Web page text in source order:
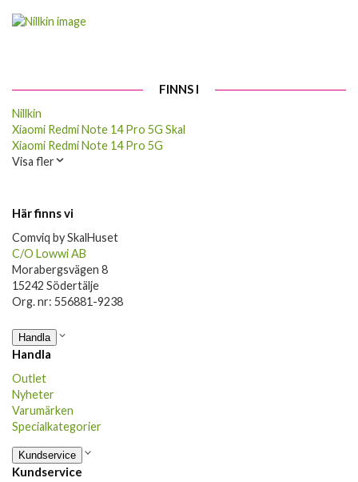
FINNS I
Nillkin
Xiaomi Redmi Note 14 Pro 5G Skal
Xiaomi Redmi Note 14 Pro 5G
Visa fler
Här finns vi
Comviq by SkalHuset
C/O Lowwi AB
Morabergsvägen 8
15242 Södertälje
Org. nr: 556881-9238
Handla
Handla
Outlet
Nyheter
Varumärken
Specialkategorier
Kundservice
Kundservice